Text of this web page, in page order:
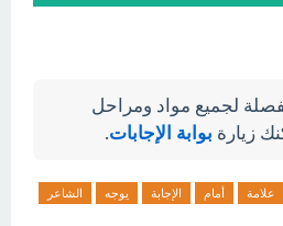
لجميع مواد ومراحل
زيارة بوابة الإجابات.
علامة أمام الإجابة يوجه
الشاعر